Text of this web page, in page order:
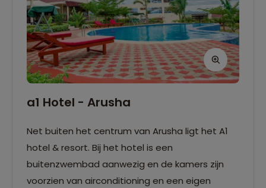
a1 Hotel - Arusha
Net buiten het centrum van Arusha ligt het A1
hotel & resort. Bij het hotel is een
buitenzwembad aanwezig en de kamers zijn
voorzien van airconditioning en een eigen